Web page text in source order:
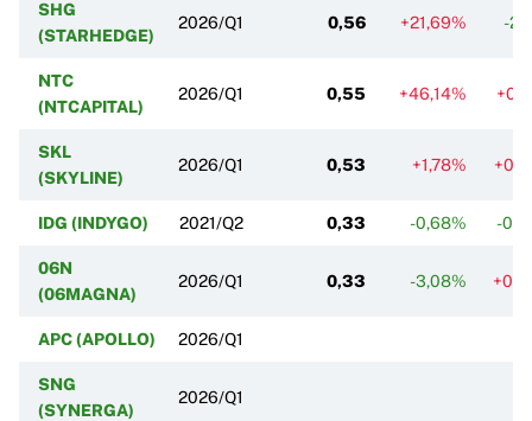
SHG
(STARHEDGE)
2026/Q1 0,56 +21,69% -
NTC
(NTCAPITAL)
2026/Q1 0,55 +46,14%
SKL
(SKYLINE)
2026/Q1 0,53 +1,78%
IDG (INDYGO) 2021/Q2 0,33 -0,68% -
06N
(06MAGNA)
2026/Q1 0,33 -3,08%
APC (APOLLO) 2026/Q1
SNG
(SYNERGA)
2026/Q1